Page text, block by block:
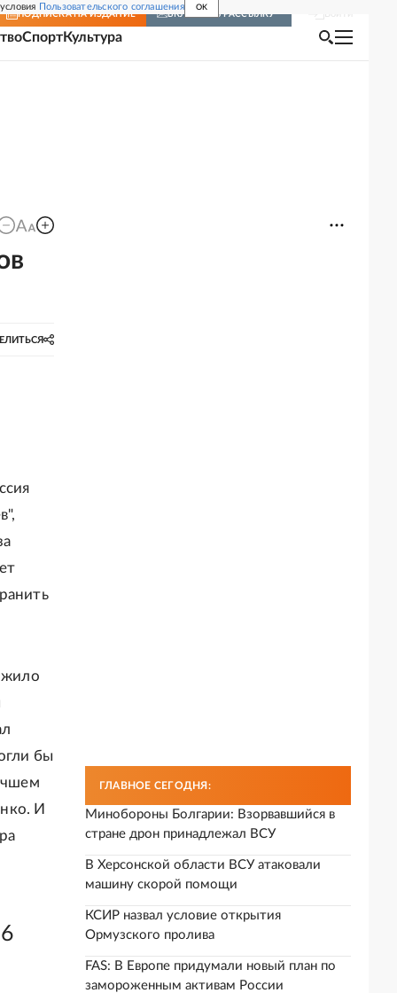
Пользовательского соглашения OK
ПОДПИСКА НА ИЗДАНИЕ ВКЛЮЧИТЬ РАССЫЛКУ
СпортКультура
жило
бы
И
ГЛАВНОЕ СЕГОДНЯ:
Минобороны Болгарии: Взорвавшийся в
стране дрон принадлежал ВСУ
В Херсонской области ВСУ атаковали
машину скорой помощи
КСИР назвал условие открытия
Ормузского пролива
FAS: В Европе придумали новый план по
замороженным активам России